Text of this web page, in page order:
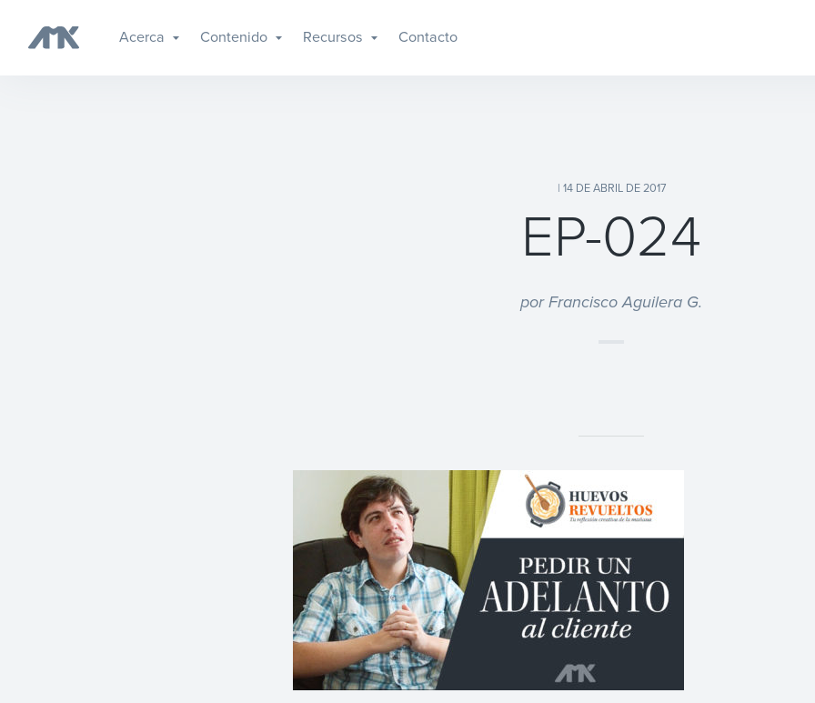
Acerca Contenido Recursos Contacto
| 14 DE ABRIL DE 2017
EP-024
por Francisco Aguilera G.